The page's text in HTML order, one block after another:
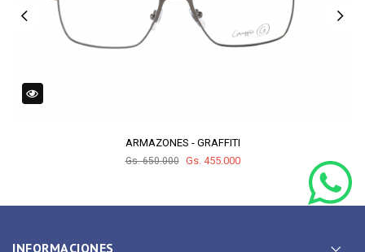
ARMAZONES - GRAFFITI
Gs. 650.000 Gs. 455.000
INFORMACIONES